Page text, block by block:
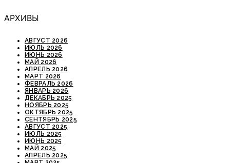
АРХИВЫ
АВГУСТ 2026
ИЮЛЬ 2026
ИЮНЬ 2026
МАЙ 2026
АПРЕЛЬ 2026
МАРТ 2026
ФЕВРАЛЬ 2026
ЯНВАРЬ 2026
ДЕКАБРЬ 2025
НОЯБРЬ 2025
ОКТЯБРЬ 2025
СЕНТЯБРЬ 2025
АВГУСТ 2025
ИЮЛЬ 2025
ИЮНЬ 2025
МАЙ 2025
АПРЕЛЬ 2025